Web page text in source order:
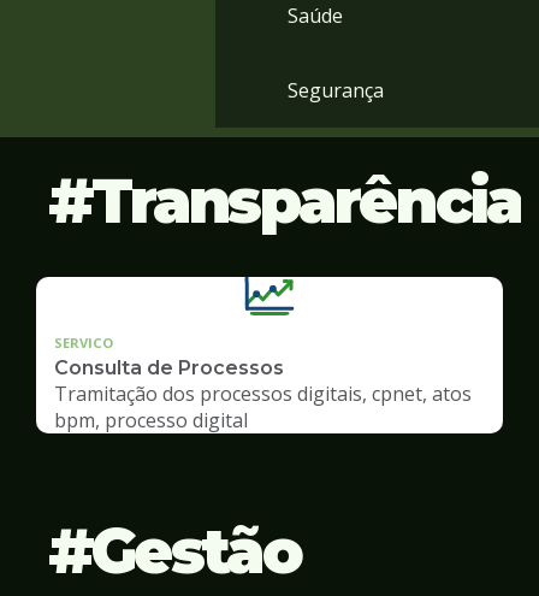
Saúde
Segurança
Transparência
SERVICO
Consulta de Processos
Tramitação dos processos digitais, cpnet, atos
bpm, processo digital
Gestão